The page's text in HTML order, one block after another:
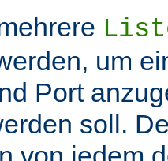
um
Port
soll.